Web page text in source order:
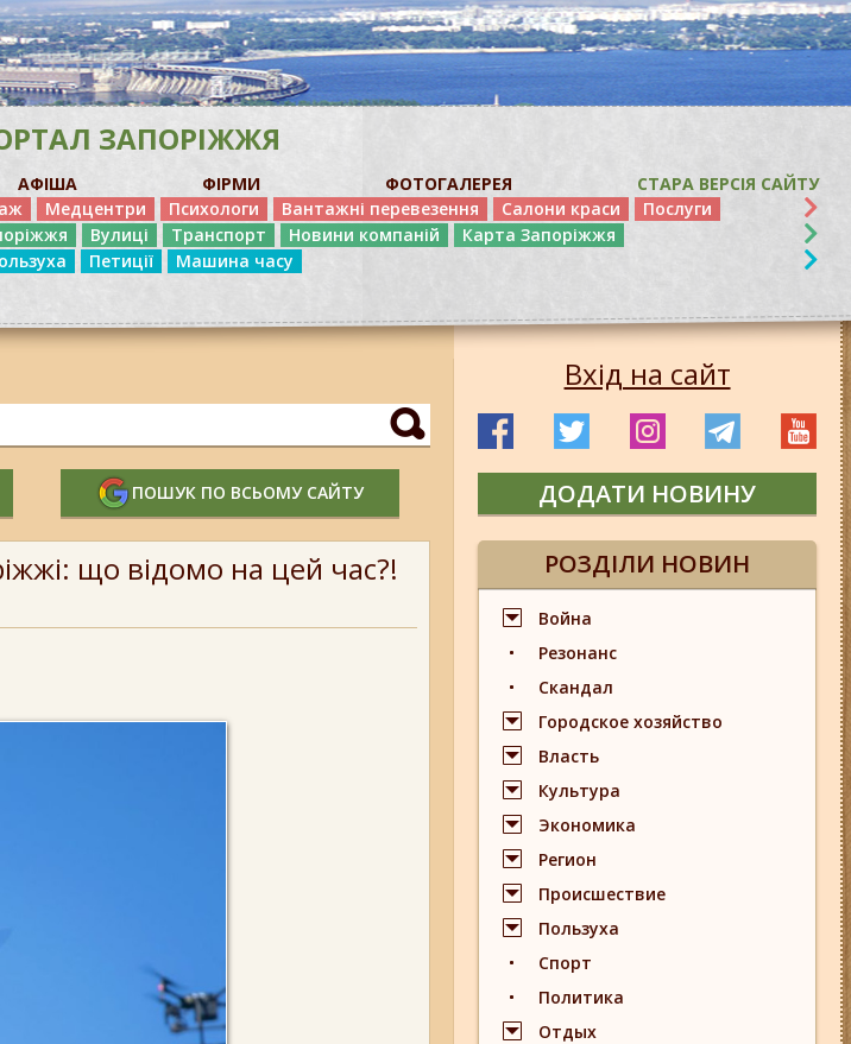
ЗАПОРІЖЖЯ
АФІША ФІРМИ ФОТОГАЛЕРЕЯ
СТАРА ВЕРСІЯ САЙТУ
Медцентри Психологи Вантажні перевезення Салони краси
Послуги
Вулиці Транспорт Новини компаній
Карта Запоріжжя
Петиції Машина часу
ПОШУК ПО ВСЬОМУ САЙТУ
що відомо на цей час?!
Вхід на сайт
ДОДАТИ НОВИНУ
РОЗДІЛИ НОВИН
Война
Резонанс
Скандал
Городское хозяйство
Власть
Культура
Экономика
Регион
Происшествие
Пользуха
Спорт
Политика
Отдых